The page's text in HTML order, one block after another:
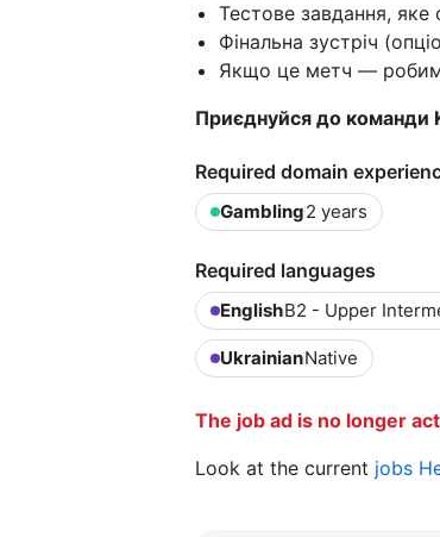
Тестове завдання, яке
Фінальна зустріч
Якщо це метч —
Приєднуйся до команди
Required domain
Gambling2 years
Required languages
EnglishB2 - Upper
UkrainianNative
The job ad is no longer
Look at the current jobs